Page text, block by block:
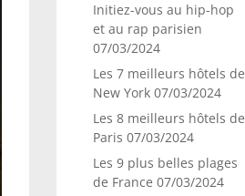
Initiez-vous au hip-hop
et au rap parisien
07/03/2024
Les 7 meilleurs hôtels de
New York 07/03/2024
Les 8 meilleurs hôtels de
Paris 07/03/2024
Les 9 plus belles plages
de France 07/03/2024